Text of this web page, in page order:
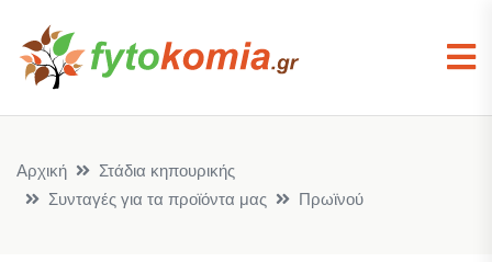
Αρχική
Στάδια κηπουρικής
Συνταγές για τα προϊόντα μας
Πρωϊνού